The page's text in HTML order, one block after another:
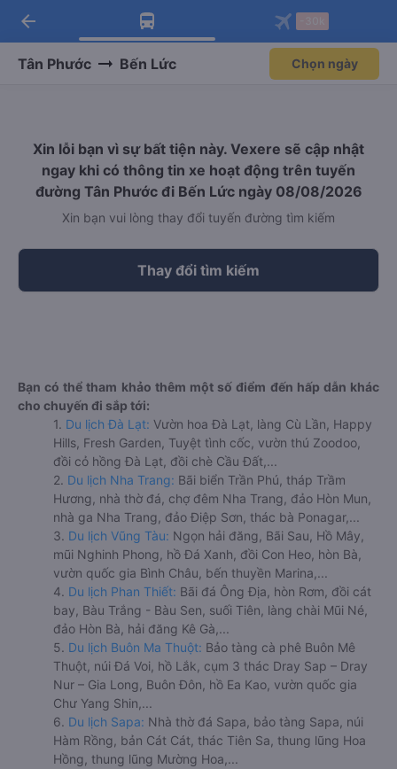
Tải app Vexere ngay!
Nhận ưu đãi thành viên độc
Mở app
Tải app Vexere
-30k/ghế khi đặt vé máy bay qua
Mở app
arrow_back
Tân Phước Bến Lức Chọn ngày
Xin lỗi bạn vì sự bất tiện này. Vexere sẽ cập nhật
ngay khi có thông tin xe hoạt động trên tuyến
đường Tân Phước đi Bến Lức ngày 08/08/2026
Xin bạn vui lòng thay đổi tuyến đường tìm kiếm
Thay đổi tìm kiếm
Bạn có thể tham khảo thêm một số điểm đến hấp dẫn khác
cho chuyến đi sắp tới:
1. Du lịch Đà Lạt: Vườn hoa Đà Lạt, làng Cù Lần, Happy
Hills, Fresh Garden, Tuyệt tình cốc, vườn thú Zoodoo,
đồi cỏ hồng Đà Lạt, đồi chè Cầu Đất,...
2. Du lịch Nha Trang: Bãi biển Trần Phú, tháp Trầm
Hương, nhà thờ đá, chợ đêm Nha Trang, đảo Hòn Mun,
nhà ga Nha Trang, đảo Điệp Sơn, thác bà Ponagar,...
3. Du lịch Vũng Tàu: Ngọn hải đăng, Bãi Sau, Hồ Mây,
mũi Nghinh Phong, hồ Đá Xanh, đồi Con Heo, hòn Bà,
vườn quốc gia Bình Châu, bến thuyền Marina,...
4. Du lịch Phan Thiết: Bãi đá Ông Địa, hòn Rơm, đồi cát
bay, Bàu Trắng - Bàu Sen, suối Tiên, làng chài Mũi Né,
đảo Hòn Bà, hải đăng Kê Gà,...
5. Du lịch Buôn Ma Thuột: Bảo tàng cà phê Buôn Mê
Thuột, núi Đá Voi, hồ Lắk, cụm 3 thác Dray Sap – Dray
Nur – Gia Long, Buôn Đôn, hồ Ea Kao, vườn quốc gia
Chư Yang Shin,...
6. Du lịch Sapa: Nhà thờ đá Sapa, bảo tàng Sapa, núi
Hàm Rồng, bản Cát Cát, thác Tiên Sa, thung lũng Hoa
Hồng, thung lũng Mường Hoa,...